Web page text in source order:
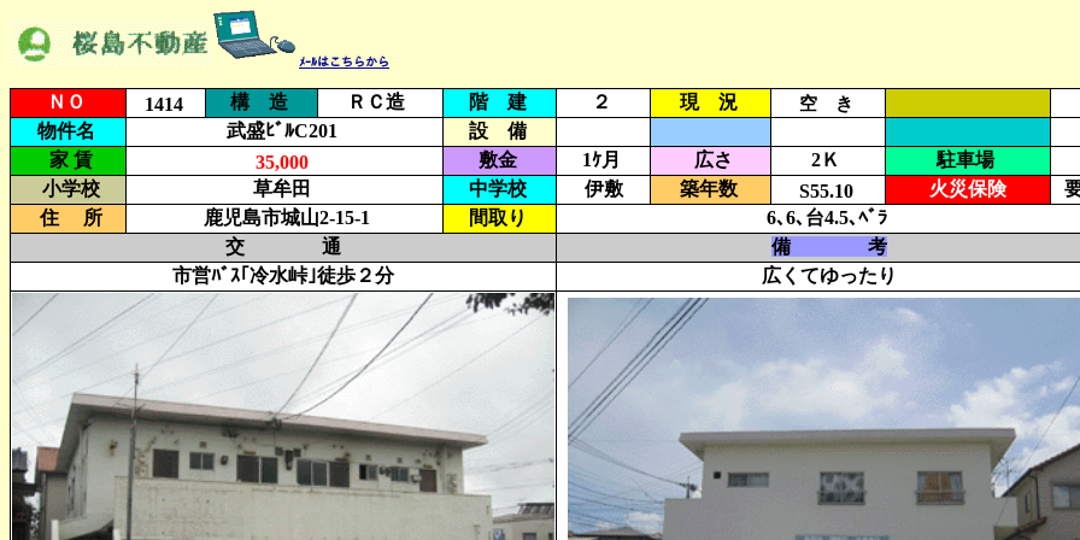
ﾒｰﾙはこちらから
ＮＯ 1414 構 造 ＲＣ造 階 建 ２ 現 況 空 き
物件名 武盛ﾋﾞﾙC201
設 備
家 賃
35,000 敷金 1ｹ月 広さ 2Ｋ
駐車場
小学校
草牟田 中学校 伊敷 築年数 S55.10 火災保険
住 所
鹿児島市城山2-15-1 間取り
6､6､台4.5､ﾍﾞﾗ
交 通
備 考
市営ﾊﾞｽ｢冷水峠｣徒歩２分
広くてゆったり